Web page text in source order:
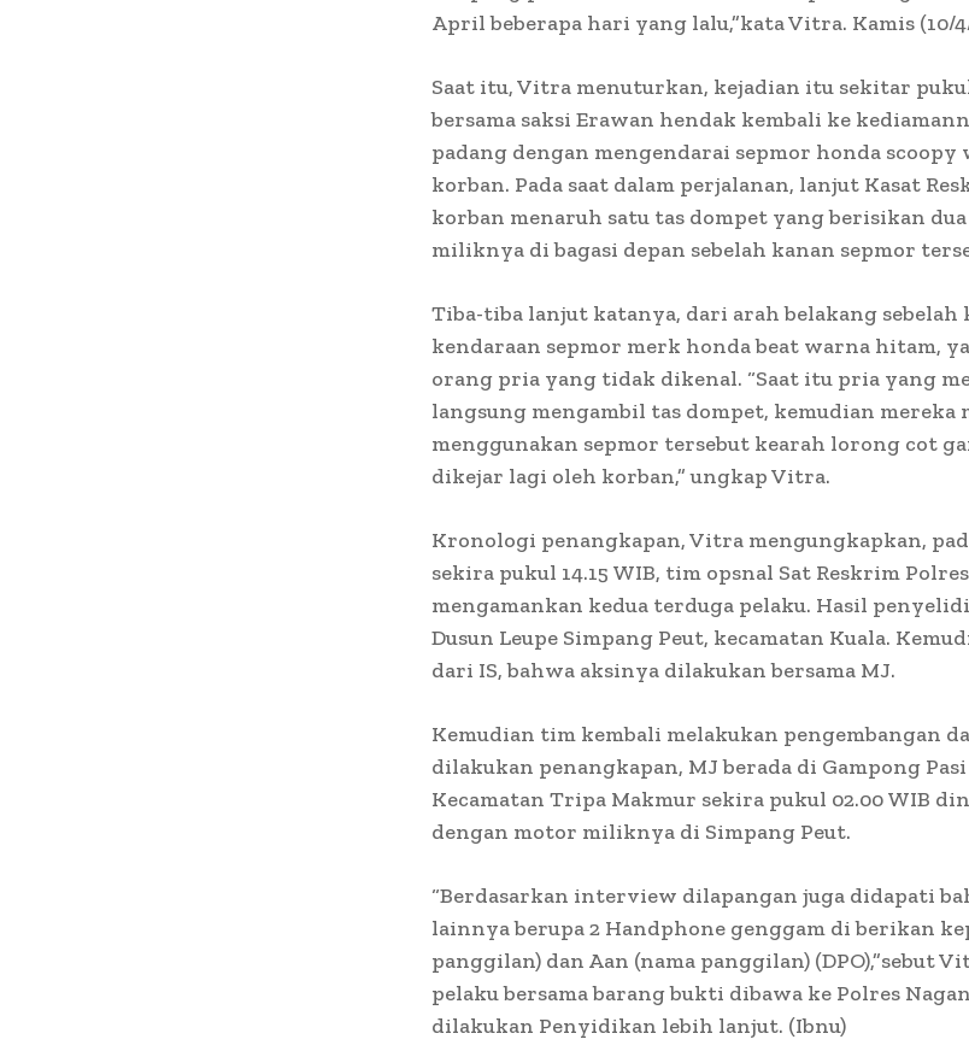
April beberapa hari yang lalu,”kata Vitra. Kamis (10/
Saat itu, Vitra menuturkan, kejadian itu sekitar
bersama saksi Erawan hendak kembali ke
padang dengan mengendarai sepmor honda
korban. Pada saat dalam perjalanan, lanjut Kasat
korban menaruh satu tas dompet yang berisikan
miliknya di bagasi depan sebelah kanan sepmor
Tiba-tiba lanjut katanya, dari arah belakang
kendaraan sepmor merk honda beat warna hitam,
orang pria yang tidak dikenal. “Saat itu pria yang
langsung mengambil tas dompet, kemudian
menggunakan sepmor tersebut kearah lorong cot
dikejar lagi oleh korban,” ungkap Vitra.
Kronologi penangkapan, Vitra mengungkapkan,
sekira pukul 14.15 WIB, tim opsnal Sat Reskrim
mengamankan kedua terduga pelaku. Hasil
Dusun Leupe Simpang Peut, kecamatan Kuala.
dari IS, bahwa aksinya dilakukan bersama MJ.
Kemudian tim kembali melakukan pengembangan
dilakukan penangkapan, MJ berada di Gampong Pasi
Kecamatan Tripa Makmur sekira pukul 02.00 WIB
dengan motor miliknya di Simpang Peut.
“Berdasarkan interview dilapangan juga didapati
lainnya berupa 2 Handphone genggam di berikan
panggilan) dan Aan (nama panggilan) (DPO),”sebut
pelaku bersama barang bukti dibawa ke Polres
dilakukan Penyidikan lebih lanjut. (Ibnu)